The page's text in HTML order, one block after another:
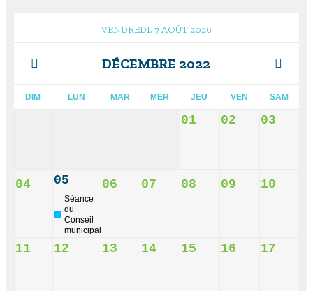
VENDREDI, 7 AOÛT 2026
DÉCEMBRE 2022
DIM LUN MAR MER JEU VEN SAM
01 02 03
04 05
Séance
du
Conseil
municipal
06 07 08 09 10
11 12 13 14 15 16 17